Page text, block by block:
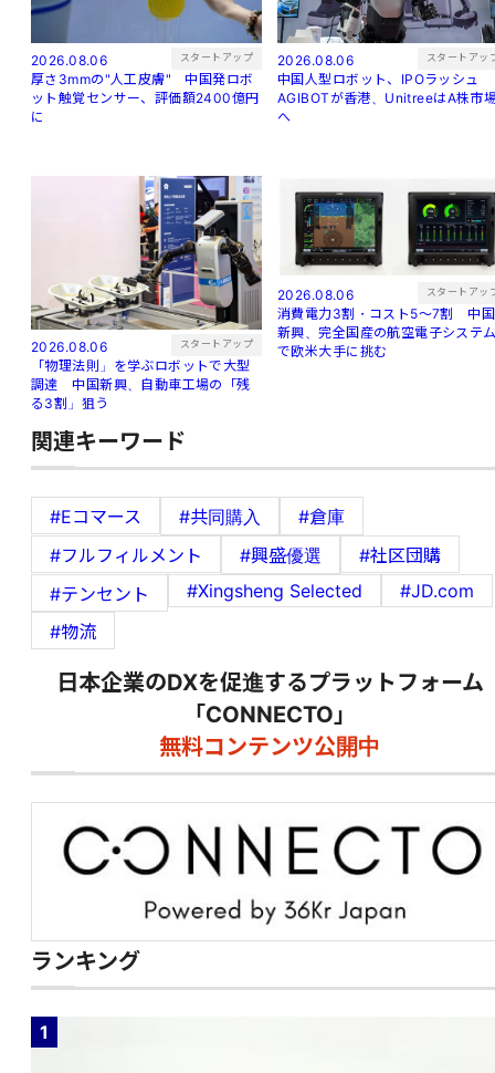
2026.08.06 スタートアップ
厚さ3mmの"人工皮膚" 中国発ロボ
ット触覚センサー、評価額2400億円
に
2026.08.06 スタートアッ
中国人型ロボット、IPOラッシュ
AGIBOTが香港、UnitreeはA株市
へ
2026.08.06 スタートアップ
「物理法則」を学ぶロボットで大型
調達 中国新興、自動車工場の「残
る3割」狙う
2026.08.06 スタートアッ
消費電力3割・コスト5〜7割 中国
新興、完全国産の航空電子システ
で欧米大手に挑む
関連キーワード
#Eコマース #共同購入
#倉庫
#フルフィルメント
#興盛優選
#社区団購
#テンセント
#Xingsheng Selected
#JD.com
#物流
日本企業のDXを促進するプラットフォーム
「CONNECTO」
無料コンテンツ公開中
ランキング
1